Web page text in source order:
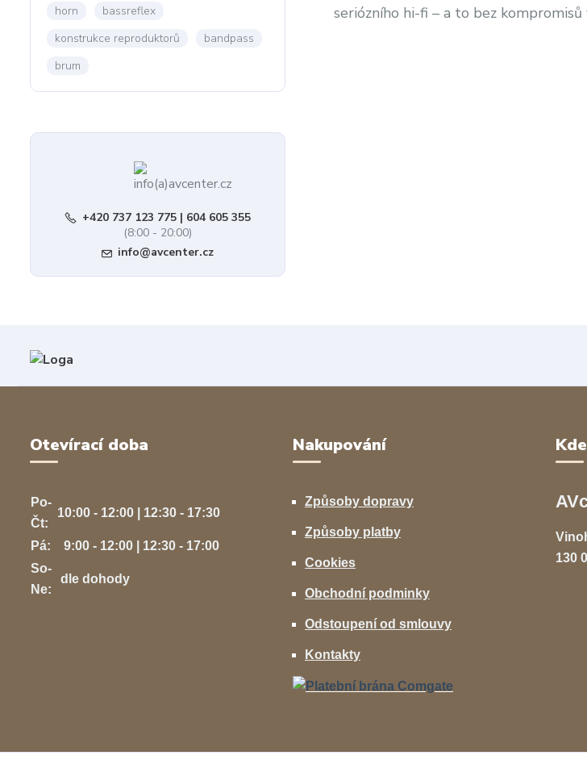
horn
bassreflex
konstrukce reproduktorů
bandpass
brum
+420 737 123 775 | 604 605 355
(8:00 - 20:00)
info@avcenter.cz
seriózního hi-fi – a to bez
Otevírací doba
Po-
Čt:
10:00 - 12:00 | 12:30 - 17:30
Pá:
9:00 - 12:00 | 12:30 - 17:00
So-
Ne:
dle dohody
Nakupování
Způsoby dopravy
Způsoby platby
Cookies
Obchodní podminky
Odstoupení od smlouvy
Kontakty
130